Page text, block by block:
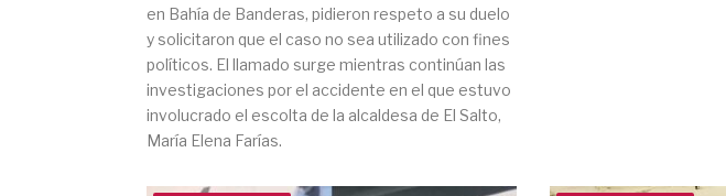
en Bahía de Banderas, pidieron respeto a su duelo
y solicitaron que el caso no sea utilizado con fines
políticos. El llamado surge mientras continúan las
investigaciones por el accidente en el que estuvo
involucrado el escolta de la alcaldesa de El Salto,
María Elena Farías.